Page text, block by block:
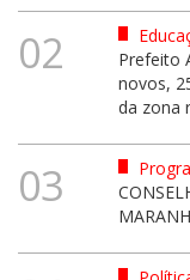
02
Prefeito
novos,
da zona
03